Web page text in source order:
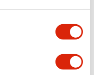
Botenhouten opbergkast